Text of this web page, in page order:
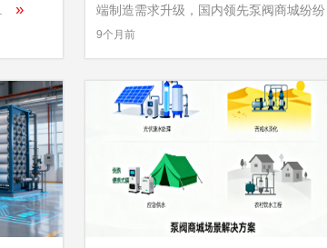
»
端制造需求升级，国内领先泵阀商城纷纷
...
»
9个月前